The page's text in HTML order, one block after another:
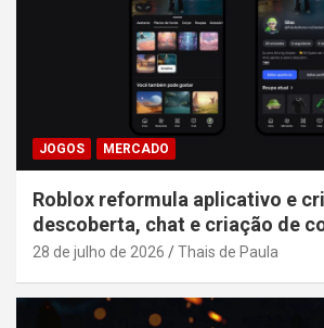
JOGOS MERCADO
Roblox reformula aplicativo e
descoberta, chat e criação de
28 de julho de 2026 Thais de Paula